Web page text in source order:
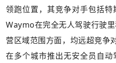
领跑位置，其竞争对手包括特
Waymo在完全无人驾驶行驶
营区域范围方面，均远超竞争
在多个城市推出无安全员自